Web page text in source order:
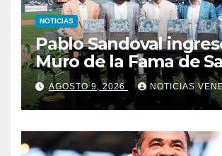
NOTICIAS
Pablo Sandoval
Muro de la Fama de
Francisco
AGOSTO 9, 2026 NOTICIAS